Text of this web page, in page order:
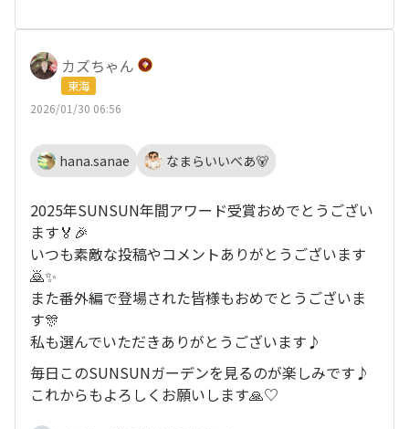
カズちゃん
東海
2026/01/30 06:56
hana.sanae なまらいいべあ🐻
2025年SUNSUN年間アワード受賞おめでとうござい
ます🏅🎉
いつも素敵な投稿やコメントありがとうございます
🙇✨
また番外編で登場された皆様もおめでとうございま
す🎊
私も選んでいただきありがとうございます♪
毎日このSUNSUNガーデンを見るのが楽しみです♪
これからもよろしくお願いします🙏♡